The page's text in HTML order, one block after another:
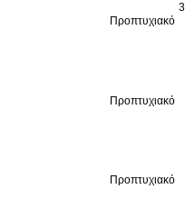
Προπτυχιακό
Προπτυχιακό
Προπτυχιακό